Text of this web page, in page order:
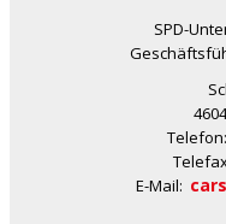
SPD-
Telefon:
E-Mail: